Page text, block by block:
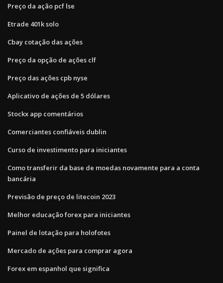
Preço da ação pcf lse
Etrade 401k solo
Cbay cotação das ações
Preço da opção de ações clf
Preço das ações cpb nyse
Aplicativo de ações de 5 dólares
Stockx app comentários
Comerciantes confiáveis ​​dublin
Curso de investimento para iniciantes
Como transferir da base de moedas novamente para a conta
bancária
Previsão de preço de litecoin 2023
Melhor educação forex para iniciantes
Painel de lotação para holofotes
Mercado de ações para comprar agora
Forex em espanhol que significa